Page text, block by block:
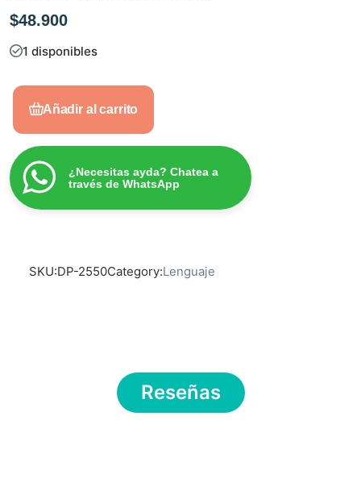
$48.900
1 disponibles
Añadir al carrito
¿Necesitas ayda? Chatea a
través de WhatsApp
SKU:DP-2550Category:Lenguaje
Reseñas